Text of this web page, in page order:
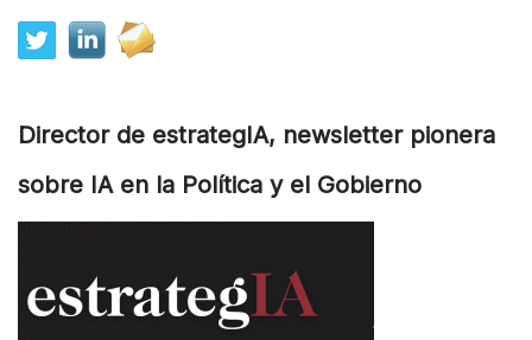
Director de estrategIA, newsletter pionera
sobre IA en la Política y el Gobierno